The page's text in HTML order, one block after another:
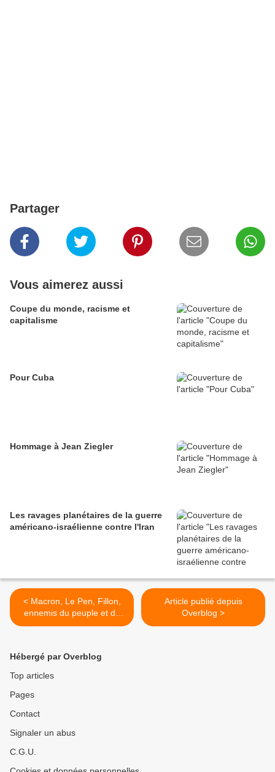
Partager
Vous aimerez aussi
Coupe du monde, racisme et
capitalisme
Pour Cuba
Hommage à Jean Ziegler
Les ravages planétaires de la guerre
américano-israélienne contre l'Iran
< Macron, Le Pen, Fillon,
ennemis du peuple et du
progrès
Article publié depuis
Overblog >
Hébergé par Overblog
Top articles
Pages
Contact
Signaler un abus
C.G.U.